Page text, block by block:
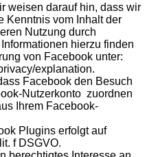
weisen darauf hin, dass wir
Kenntnis vom Inhalt der
Nutzung durch
hierzu finden
von Facebook unter:
explanation.
Facebook den Besuch
Nutzerkonto zuordnen
Ihrem Facebook-
Plugins erfolgt auf
f DSGVO.